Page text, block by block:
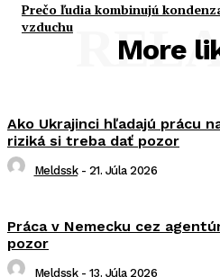
Prečo ľudia kombinujú
vzduchu
More
Ako Ukrajinci hľadajú prácu
riziká si treba dať pozor
Meldssk - 21. Júla 2026
Práca v Nemecku cez
pozor
Meldssk - 13. Júla 2026